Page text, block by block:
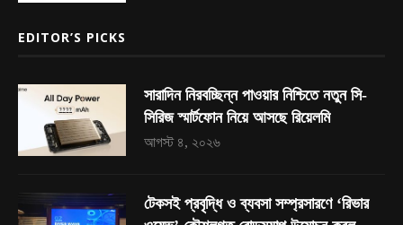
EDITOR’S PICKS
সারাদিন নিরবচ্ছিন্ন পাওয়ার নিশ্চিতে নতুন সি-
সিরিজ স্মার্টফোন নিয়ে আসছে রিয়েলমি
আগস্ট ৪, ২০২৬
টেকসই প্রবৃদ্ধি ও ব্যবসা সম্প্রসারণে ‘রিভার